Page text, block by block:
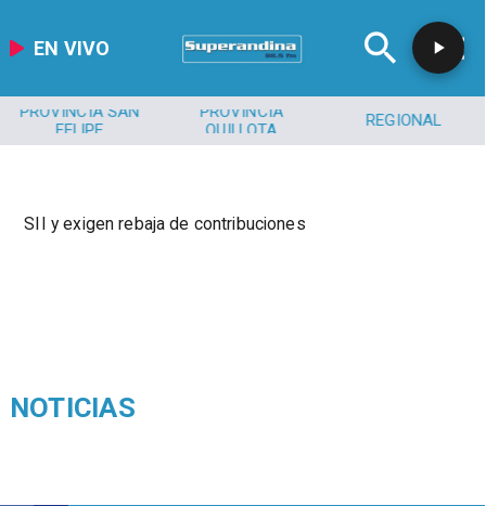
EN VIVO
PROVINCIA SAN
FELIPE
PROVINCIA
QUILLOTA
REGIONAL
SII y exigen rebaja de contribuciones
NOTICIAS